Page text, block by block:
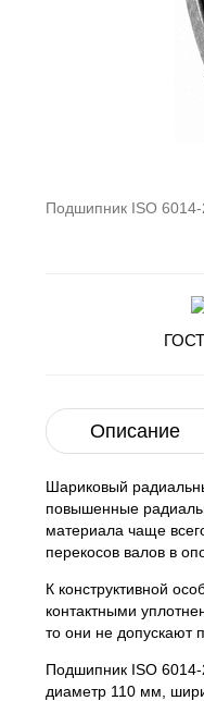
Подшипник ISO 6014-
Описание
Шариковый
повышенные
материала чаще
перекосов валов в
К конструктивной
контактными
то они не допускают
Подшипник ISO
диаметр 110 мм,